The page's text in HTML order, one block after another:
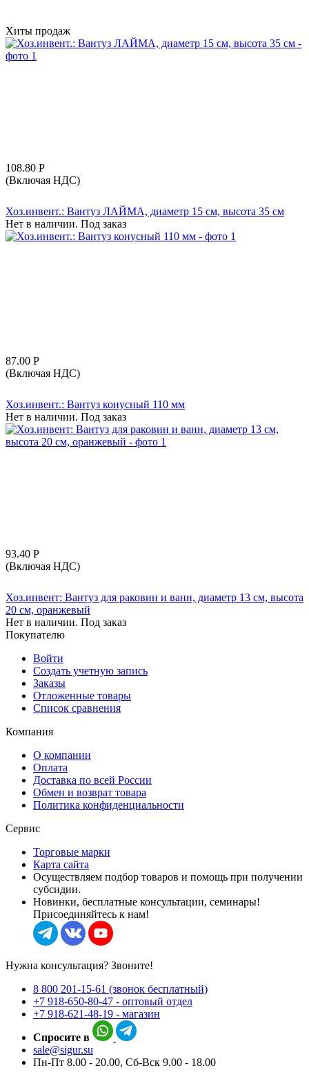
Хиты продаж
108.80 Р
(Включая НДС)
Хоз.инвент.: Вантуз ЛАЙМА, диаметр 15 см, высота 35 см
Нет в наличии. Под заказ
87.00 Р
(Включая НДС)
Хоз.инвент.: Вантуз конусный 110 мм
Нет в наличии. Под заказ
93.40 Р
(Включая НДС)
Хоз.инвент: Вантуз для раковин и ванн, диаметр 13 см, высота
20 см, оранжевый
Нет в наличии. Под заказ
Покупателю
Войти
Создать учетную запись
Заказы
Отложенные товары
Список сравнения
Компания
О компании
Оплата
Доставка по всей России
Обмен и возврат товара
Политика конфиденциальности
Сервис
Торговые марки
Карта сайта
Осуществляем подбор товаров и помощь при получении
субсидии.
Новинки, бесплатные консультации, семинары!
Присоединяйтесь к нам!
Нужна консультация? Звоните!
8 800 201-15-61 (звонок бесплатный)
+7 918-650-80-47 - оптовый отдел
+7 918-621-48-19 - магазин
Спросите в
sale@sigur.su
Пн-Пт 8.00 - 20.00, Сб-Вск 9.00 - 18.00